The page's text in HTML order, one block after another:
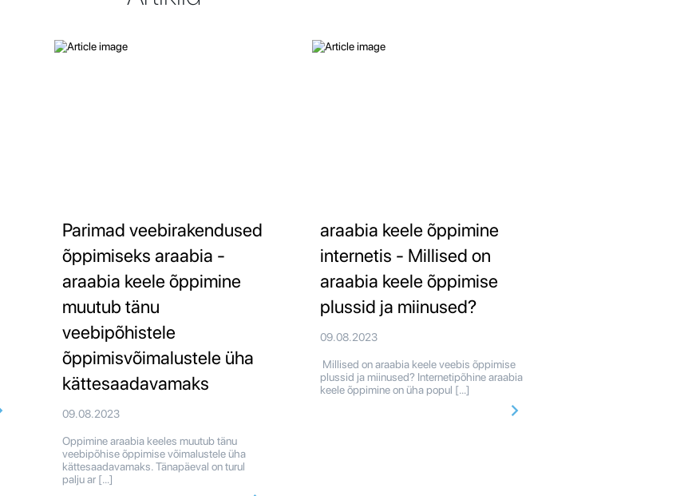
Parimad veebirakendused
õppimiseks araabia -
araabia keele õppimine
muutub tänu
veebipõhistele
õppimisvõimalustele üha
kättesaadavamaks
09.08.2023
Oppimine araabia keeles muutub tänu
veebipõhise õppimise võimalustele üha
kättesaadavamaks. Tänapäeval on turul
palju ar […]
araabia keele õppimine
internetis - Millised on
araabia keele õppimise
plussid ja miinused?
09.08.2023
Millised on araabia keele veebis õppimise
plussid ja miinused? Internetipõhine araabia
keele õppimine on üha popul […]